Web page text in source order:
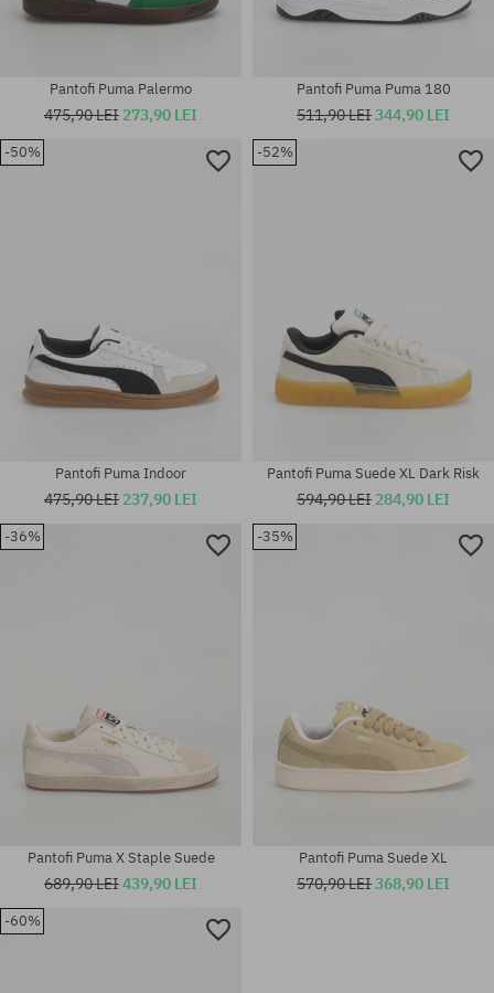
Pantofi Puma Palermo
475,90 LEI 273,90 LEI
Pantofi Puma Puma 180
511,90 LEI344,90 LEI
-50%
Pantofi Puma Indoor
475,90 LEI 237,90 LEI
-52%
Pantofi Puma Suede XL Dark Risk
594,90 LEI 284,90 LEI
-36%
Pantofi Puma X Staple Suede
689,90 LEI439,90 LEI
-35%
Pantofi Puma Suede XL
570,90 LEI368,90 LEI
-60%